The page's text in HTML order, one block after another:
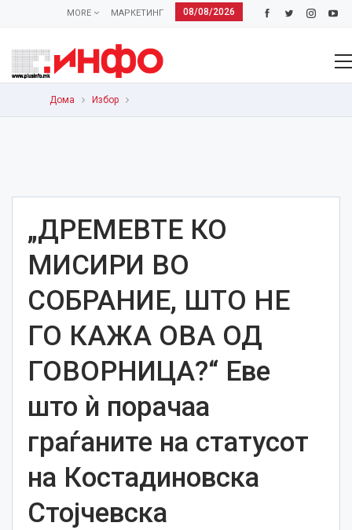
08/08/2026
МАРКЕТИНГ
MORE
Дома Избор
„ДРЕМЕВТЕ КО
МИСИРИ ВО
СОБРАНИЕ, ШТО НЕ
ГО КАЖА ОВА ОД
ГОВОРНИЦА?“ Еве
што ѝ порачаа
граѓаните на статусот
на Костадиновска
Стојчевска